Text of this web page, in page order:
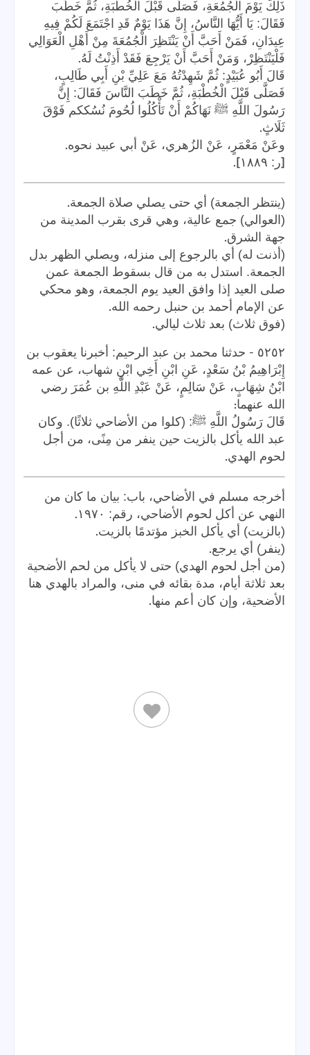
ذَلِكَ يَوْمَ الْجُمُعَةِ، فَصَلَّى قَبْلَ الْخُطْبَةِ، ثُمَّ خَطَبَ
فَقَالَ: يَا أَيُّهَا النَّاسُ، إِنَّ هَذَا يَوْمٌ قَدِ اجْتَمَعَ لَكُمْ فِيهِ
عِيدَانِ، فَمَنْ أَحَبَّ أَنْ يَنْتَظِرَ الْجُمُعَةَ مِنْ أَهْلِ الْعَوَالِي
فَلْيَنْتَظِرْ، وَمَنْ أَحَبَّ أَنْ يَرْجِعَ فَقَدْ أَذِنْتُ لَهُ.
قَالَ أَبُو عُبَيْدٍ: ثُمَّ شَهِدْتُهُ مَعَ عَلِيِّ بْنِ أَبِي طَالِبٍ،
فَصَلَّى قَبْلَ الْخُطْبَةِ، ثُمَّ خَطَبَ النَّاسَ فَقَالَ: إِنَّ
رَسُولَ اللَّهِ ﷺ نَهَاكُمْ أَنْ تَأْكُلُوا لُحُومَ نُسُككم فَوْقَ
ثَلَاثٍ.
وعَنْ مَعْمَرٍ، عَنْ الزُهري، عَنْ أبي عبيد نحوه.
[ر: ١٨٨٩ ].
(ينتظر الجمعة) أي حتى يصلي صلاة الجمعة.
(العوالي) جمع عالية، وهي قرى بقرب المدينة من
جهة الشرق.
(أذنت له) أي بالرجوع إلى منزله، ويصلي الظهر بدل
الجمعة. استدل به من قال بسقوط الجمعة عمن
صلى العيد إذا وافق العيد يوم الجمعة، وهو محكي
عن الإمام أحمد بن حنبل رحمه الله.
(فوق ثلاث) بعد ثلاث ليالي.
٥٢٥٢ - حدثنا محمد بن عبد الرحيم: أخبرنا يعقوب بن
إِبْرَاهِيمُ بْنُ سَعْدٍ، عَنِ ابْنِ أَخِي ابْنِ شهاب، عن عمه
ابْنُ شِهَابٍ، عَنْ سَالِمٍ، عَنْ عَبْدِ اللَّهِ بن عُمَرَ رضي
الله عنهما:
قَالَ رَسُولُ اللَّهِ ﷺ: (كلوا من الأضاحي ثلاثًا). وكان
عبد الله يأكل بالزيت حين ينفر من مِنًى، من أجل
لحوم الهدي.
أخرجه مسلم في الأضاحي، باب: بيان ما كان من
النهي عن أكل لحوم الأضاحي، رقم: ١٩٧٠
.
(بالزيت) أي يأكل الخبز مؤتدمًا بالزيت.
(ينفر) أي يرجع.
(من أجل لحوم الهدي) حتى لا يأكل من لحم الأضحية
بعد ثلاثة أيام، مدة بقائه في منى، والمراد بالهدي هنا
الأضحية، وإن كان أعم منها.